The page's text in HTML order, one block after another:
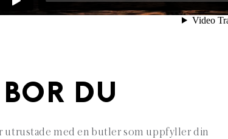
DU
utrustade med en butler som uppfyller din